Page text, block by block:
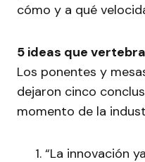
cómo y a qué
5 ideas que
Los ponentes y
dejaron cinco
momento de la
“La innovación